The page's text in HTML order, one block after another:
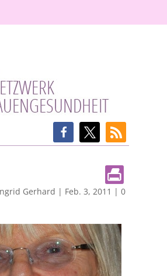
Gerhard | Feb. 3, 2011 | 0